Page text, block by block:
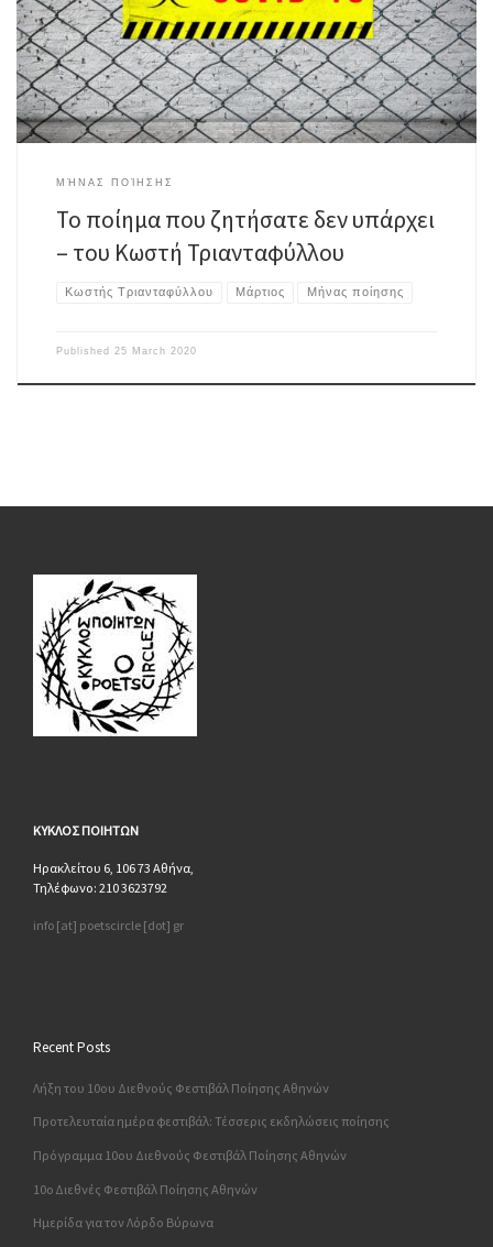
του εγκλεισμού την φράση του αποκλεισμού την αίσθηση της
ψευδαίσθησης την χρωματική απόχρωση του ελέγχου των πάντων την
ματιά της ελευθερίας την αγκαλιά […]
ΜΉΝΑΣ ΠΟΊΗΣΗΣ
Το ποίημα που ζητήσατε δεν υπάρχει
– του Κωστή Τριανταφύλλου
Κωστής Τριανταφύλλου Μάρτιος Μήνας ποίησης
Published 25 March 2020
ΚΥΚΛΟΣ ΠΟΙΗΤΩΝ
Ηρακλείτου 6, 106 73 Αθήνα,
Τηλέφωνο: 210 3623792
info [at] poetscircle [dot] gr
Recent Posts
Λήξη του 10ου Διεθνούς Φεστιβάλ Ποίησης Αθηνών
Προτελευταία ημέρα φεστιβάλ: Τέσσερις εκδηλώσεις ποίησης
Πρόγραμμα 10ου Διεθνούς Φεστιβάλ Ποίησης Αθηνών
10o Διεθνές Φεστιβάλ Ποίησης Αθηνών
Ημερίδα για τον Λόρδο Βύρωνα